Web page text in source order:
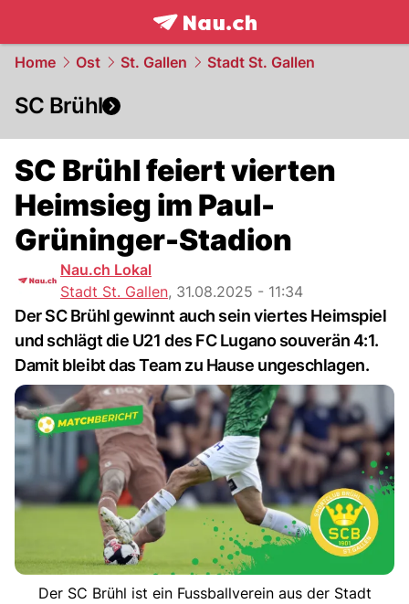
frontpage.NAU.ch
Home Ost St. Gallen Stadt St. Gallen
SC Brühl
SC Brühl feiert vierten
Heimsieg im Paul-
Grüninger-Stadion
Nau.ch Lokal
Stadt St. Gallen, 31.08.2025 - 11:34
Der SC Brühl gewinnt auch sein viertes Heimspiel
und schlägt die U21 des FC Lugano souverän 4:1.
Damit bleibt das Team zu Hause ungeschlagen.
Der SC Brühl ist ein Fussballverein aus der Stadt